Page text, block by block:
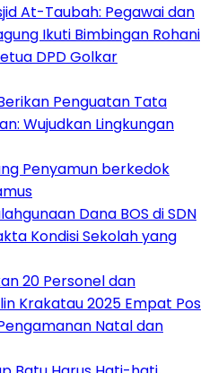
At-Taubah: Pegawai dan
Ikuti Bimbingan Rohani
DPD Golkar
Penguatan Tata
Wujudkan Lingkungan
Penyamun berkedok
Dana BOS di SDN
Kondisi Sekolah yang
20 Personel dan
Krakatau 2025 Empat Pos
Natal dan